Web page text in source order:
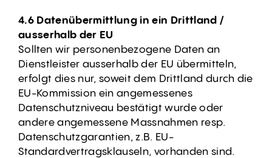
4.6 Datenübermittlung in ein Drittland /
ausserhalb der EU
Sollten wir personenbezogene Daten an
Dienstleister ausserhalb der EU übermitteln,
erfolgt dies nur, soweit dem Drittland durch die
EU-Kommission ein angemessenes
Datenschutzniveau bestätigt wurde oder
andere angemessene Massnahmen resp.
Datenschutzgarantien, z.B. EU-
Standardvertragsklauseln, vorhanden sind.